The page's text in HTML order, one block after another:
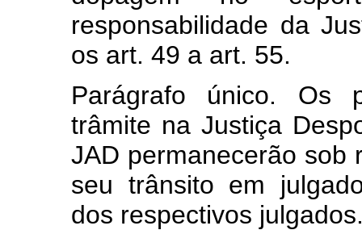
responsabilidade da
os art. 49 a art. 55.
Parágrafo único. Os
trâmite na Justiça
JAD permanecerão sob
seu trânsito em
dos respectivos